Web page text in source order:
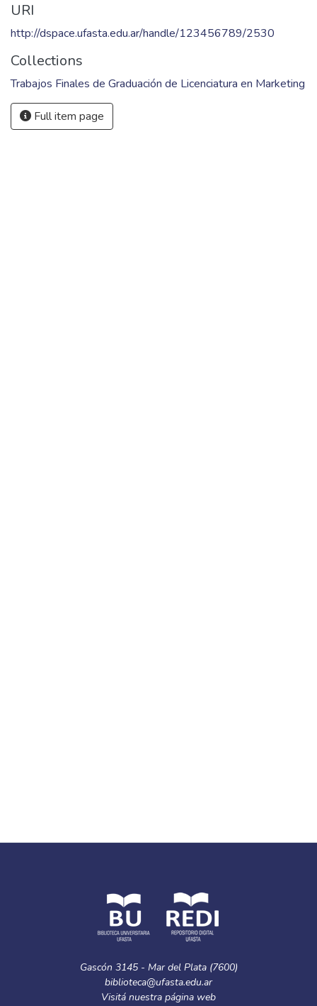
URI
http://dspace.ufasta.edu.ar/handle/123456789/2530
Collections
Trabajos Finales de Graduación de Licenciatura en Marketing
Full item page
Gascón 3145 - Mar del Plata (7600)
biblioteca@ufasta.edu.ar
Visitá nuestra página web